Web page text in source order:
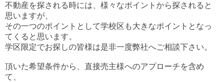
不動産を探される時には、様々なポイントから探されると
思いますが、
その一つのポイントとして学校区も大きなポイントとなっ
てくると思います。
学区限定でお探しの皆様は是非一度弊社へご相談下さい。
頂いた希望条件から、直接売主様へのアプローチを含め
て、